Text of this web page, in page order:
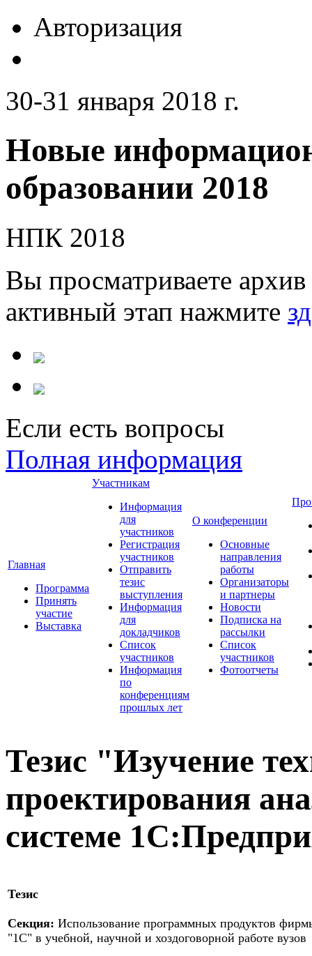
Авторизация
30-31 января 2018 г.
Новые
образовании 2018
НПК 2018
Вы просматриваете
активный этап нажмите
Если есть вопросы
Полная информация
Главная
Программа
Принять
участие
Выставка
Участникам
Информация
для
участников
Регистрация
участников
Отправить
тезис
выступления
Информация
для
докладчиков
Список
участников
Информация
по
конференциям
прошлых лет
О конференции
Основные
направления
работы
Организаторы
и партнеры
Новости
Подписка на
рассылки
Список
участников
Фотоотчеты
Тезис "Изучение
проектирования
системе
Тезис
Секция: Использование программных продуктов
"1С" в учебной, научной и хоздоговорной работе вузов